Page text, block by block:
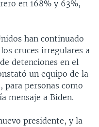
en 168% y 63%,
han continuado
cruces irregulares a
detenciones en el
un equipo de la
para personas como
mensaje a Biden.
presidente, y la